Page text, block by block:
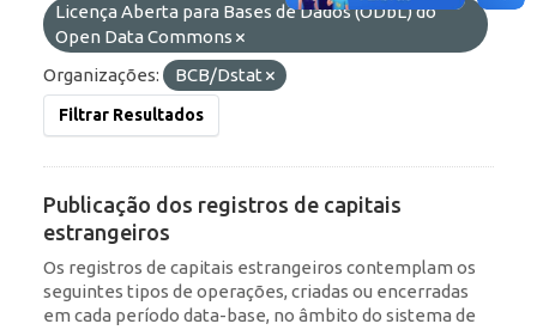
Licença Aberta para Bases de Dados (ODbL) do
Open Data Commons
Organizações:
BCB/Dstat
Filtrar Resultados
Publicação dos registros de capitais
estrangeiros
Os registros de capitais estrangeiros contemplam os
seguintes tipos de operações, criadas ou encerradas
em cada período data-base, no âmbito do sistema de